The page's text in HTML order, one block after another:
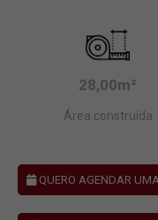
28,00m²
Área construída
QUERO AGENDAR